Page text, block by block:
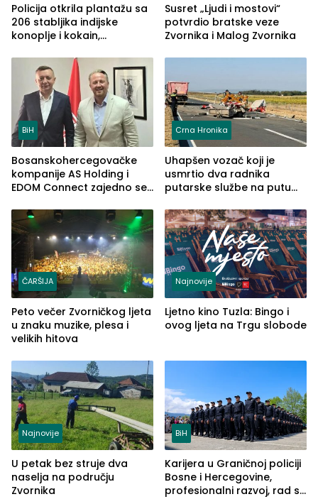
Policija otkrila plantažu sa
206 stabljika indijske
konoplje i kokain,
(FOTO)
Susret „Ljudi i mostovi“
potvrdio bratske veze
Zvornika i Malog Zvornika
BiH
Bosanskohercegovačke
kompanije AS Holding i
EDOM Connect zajedno se
Crna Hronika
Uhapšen vozač koji je
usmrtio dva radnika
putarske službe na putu
(FOTO)
ČARŠIJA
Peto večer Zvorničkog ljeta
u znaku muzike, plesa i
velikih hitova
Najnovije
Ljetno kino Tuzla: Bingo i
ovog ljeta na Trgu slobode
Najnovije
U petak bez struje dva
naselja na području
Zvornika
BiH
Karijera u Graničnoj policiji
Bosne i Hercegovine,
profesionalni razvoj, rad sa